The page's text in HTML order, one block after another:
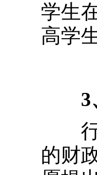
学生
高学
3
行
的财